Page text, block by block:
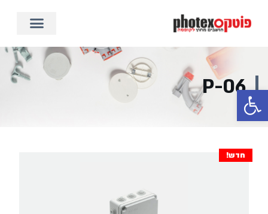
פתח סרגל נגישות
P-06
חדש!